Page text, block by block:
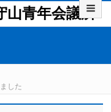
山青年会議所
した